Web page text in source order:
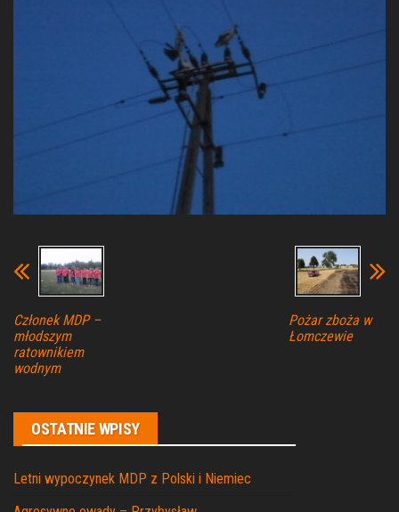
Członek MDP –
młodszym
ratownikiem
wodnym
Pożar zboża w
Łomczewie
OSTATNIE WPISY
Letni wypoczynek MDP z Polski i Niemiec